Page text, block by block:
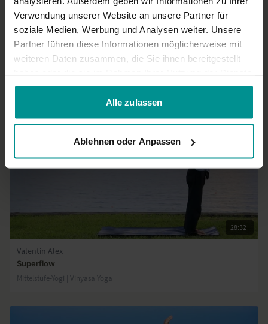
Verwendung unserer Website an unsere Partner für
soziale Medien, Werbung und Analysen weiter. Unsere
Partner führen diese Informationen möglicherweise mit
weiteren Daten zusammen, die Sie ihnen bereitgestellt
gesammelt haben.
Alle zulassen
Ablehnen oder Anpassen
Mehr laden
28:32
Valentin Alex
Superflow
Mittelstufe-Yogi | Vinyasa Yoga